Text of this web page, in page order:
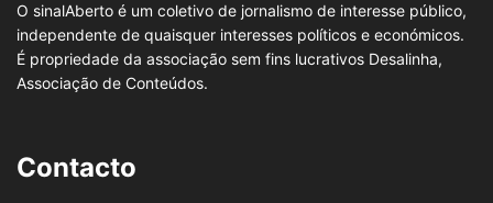
O sinalAberto é um coletivo de jornalismo de interesse público,
independente de quaisquer interesses políticos e económicos.
É propriedade da associação sem fins lucrativos Desalinha,
Associação de Conteúdos.
Contacto